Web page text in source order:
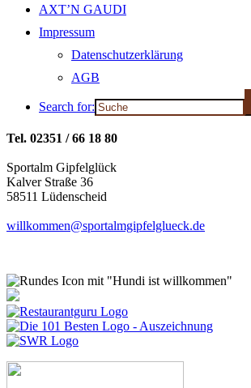
AXT’N GAUDI
Impressum
Datenschutzerklärung
AGB
Search for:
Tel. 02351 / 66 18 80
Sportalm Gipfelglück
Kalver Straße 36
58511 Lüdenscheid
willkommen@sportalmgipfelglueck.de